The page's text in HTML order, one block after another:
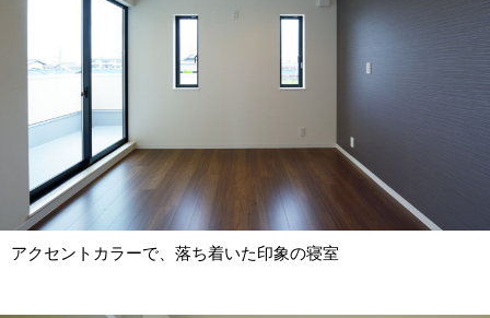
アクセントカラーで、落ち着いた印象の寝室